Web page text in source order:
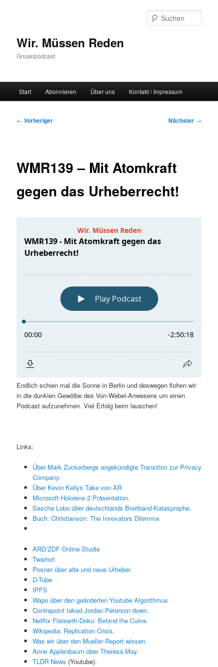
Wir. Müssen Reden
Gruselpodcast
Start Abonnieren Über uns Kontakt / Impressum
Beitragsnavigation
← Vorheriger Nächster →
WMR139 – Mit Atomkraft
gegen das Urheberrecht!
Endlich schien mal die Sonne in Berlin und deswegen flohen wir
in die dunklen Gewölbe des Von-Webel-Anwesens um einen
Podcast aufzunehmen. Viel Erfolg beim lauschen!
Links:
Über Mark Zuckerbergs angekündigte Transition zur Privacy
Company.
Über Kevin Kellys Take von AR
Microsoft Hololens 2 Präsentation.
Sascha Lobo über deutschlands Breitband-Katasprophe.
Buch: Christianson: The Innovators Dilemma
ARD/ZDF Online Studie
Twartort
Posner über alte und neue Urheber.
D-Tube
IPFS
Wapo über den geänderten Youtube Algorithmus
Contrapoint taked Jordan Peterson down.
Netflix Flatearth-Doku: Behind the Curve.
Wikipedia: Replication Crisis.
Was wir über den Mueller Report wissen.
Anne Applenbaum über Theresa May.
TLDR News (Youtube).